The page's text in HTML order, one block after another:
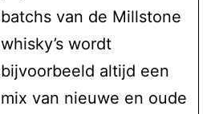
batchs van de Millstone
whisky’s wordt
bijvoorbeeld altijd een
mix van nieuwe en oude